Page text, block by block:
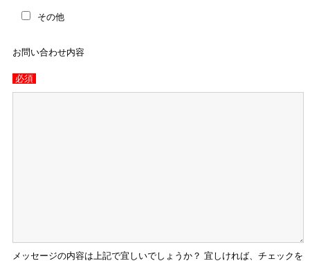
その他
お問い合わせ内容
必須
メッセージの内容は上記で宜しいでしょうか？ 宜しければ、チェックを